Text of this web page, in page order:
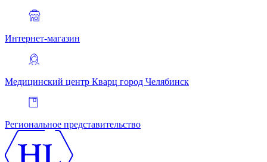
Интернет-магазин
Медицинский центр Кварц город Челябинск
Региональное представительство